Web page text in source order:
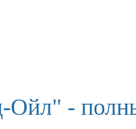
Ойл" -